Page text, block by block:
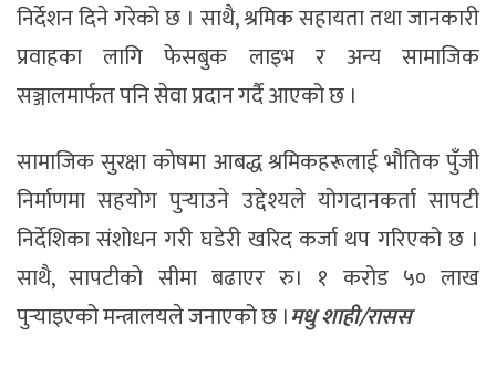
निर्देशन दिने गरेको छ । साथै, श्रमिक सहायता तथा जानकारी
प्रवाहका लागि फेसबुक लाइभ र अन्य सामाजिक
सञ्जालमार्फत पनि सेवा प्रदान गर्दै आएको छ ।
सामाजिक सुरक्षा कोषमा आबद्ध श्रमिकहरूलाई भौतिक पुँजी
निर्माणमा सहयोग पुर्‍याउने उद्देश्यले योगदानकर्ता सापटी
निर्देशिका संशोधन गरी घडेरी खरिद कर्जा थप गरिएको छ ।
साथै, सापटीको सीमा बढाएर रु। १ करोड ५० लाख
पुर्‍याइएको मन्त्रालयले जनाएको छ ।मधु शाही/रासस